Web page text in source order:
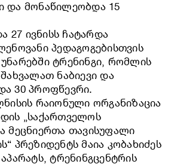
და მონაწილეობდა 15
27 ივნისს ჩატარდა
პედაგოგებისთვის
ტრენინგი, რომლის
ნაბიევი და
30 პროფწევრი.
რაიონული ორგანიზაცია
„საქართველოს
მეცნიერთა თავისუფალი
პრეზიდენტს მაია კობახიძეს
ტრენინგცენტრის